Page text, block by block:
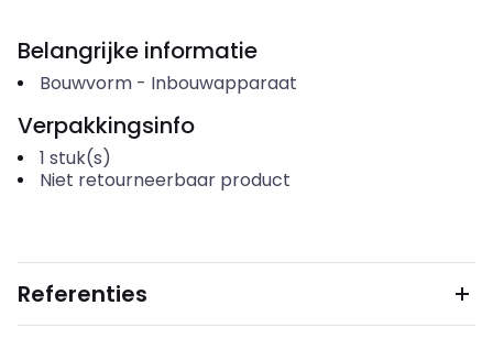
Belangrijke informatie
Bouwvorm- Inbouwapparaat
Verpakkingsinfo
1 stuk(s)
Niet retourneerbaar product
Referenties